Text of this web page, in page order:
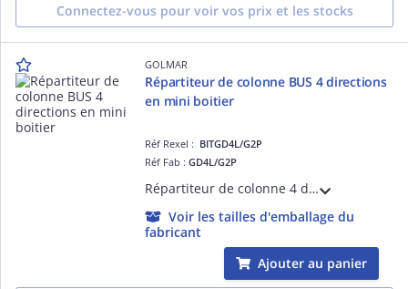
Connectez-vous pour voir vos prix et les stocks
GOLMAR
Répartiteur de colonne BUS 4 directions
en mini boitier
Réf Rexel : BITGD4L/G2P
Réf Fab :GD4L/G2P
Répartiteur de colonne 4 directions BUS G2P Permet de raccorder 4 postes intérieurs (audio ou vidéo) Cavalier de configuration fin de ligne Mini boitier (insertion goulotte)
Voir les tailles d'emballage du
fabricant
Ajouter au panier